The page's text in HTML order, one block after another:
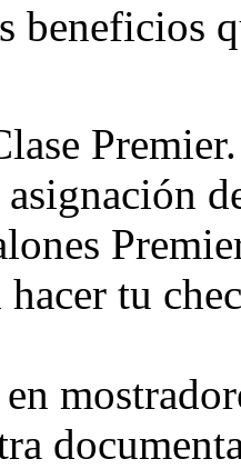
beneficios
Premier.
tu